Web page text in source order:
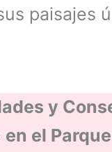
paisajes
y
en el